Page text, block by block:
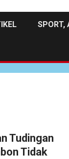
SPORT,
Tudingan
Tidak